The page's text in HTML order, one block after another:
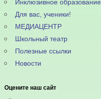
Инклюзивное образование
Для вас, ученики!
МЕДИАЦЕНТР
Школьный театр
Полезные ссылки
Новости
Оцените наш сайт